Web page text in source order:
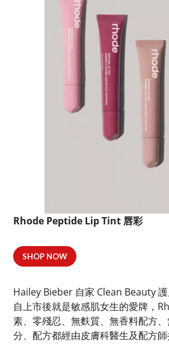
Rhode Peptide Lip Tint 唇彩
SHOP NOW
Hailey Bieber 自家 Clean Beauty
自上市後就是敏感肌女生的愛牌，
素、零殘忍、無麩質、無香料配方
分、配方都經由皮膚科醫生及配方